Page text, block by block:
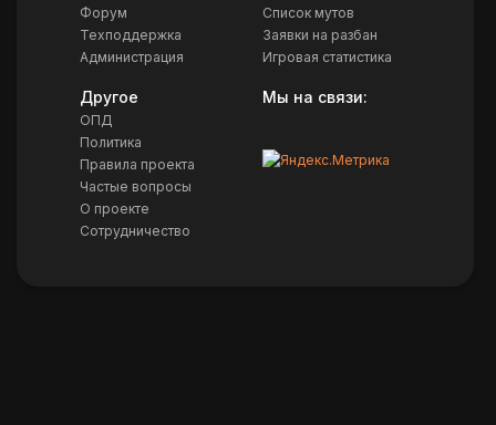
Форум
Техподдержка
Администрация
Список мутов
Заявки на разбан
Игровая статистика
Другое
ОПД
Политика
Правила проекта
Частые вопросы
О проекте
Сотрудничество
Мы на связи: